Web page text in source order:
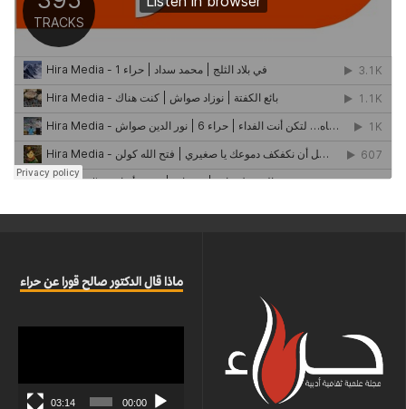
ماذا قال الدكتور صالح قورا عن حراء
00:00
03:14